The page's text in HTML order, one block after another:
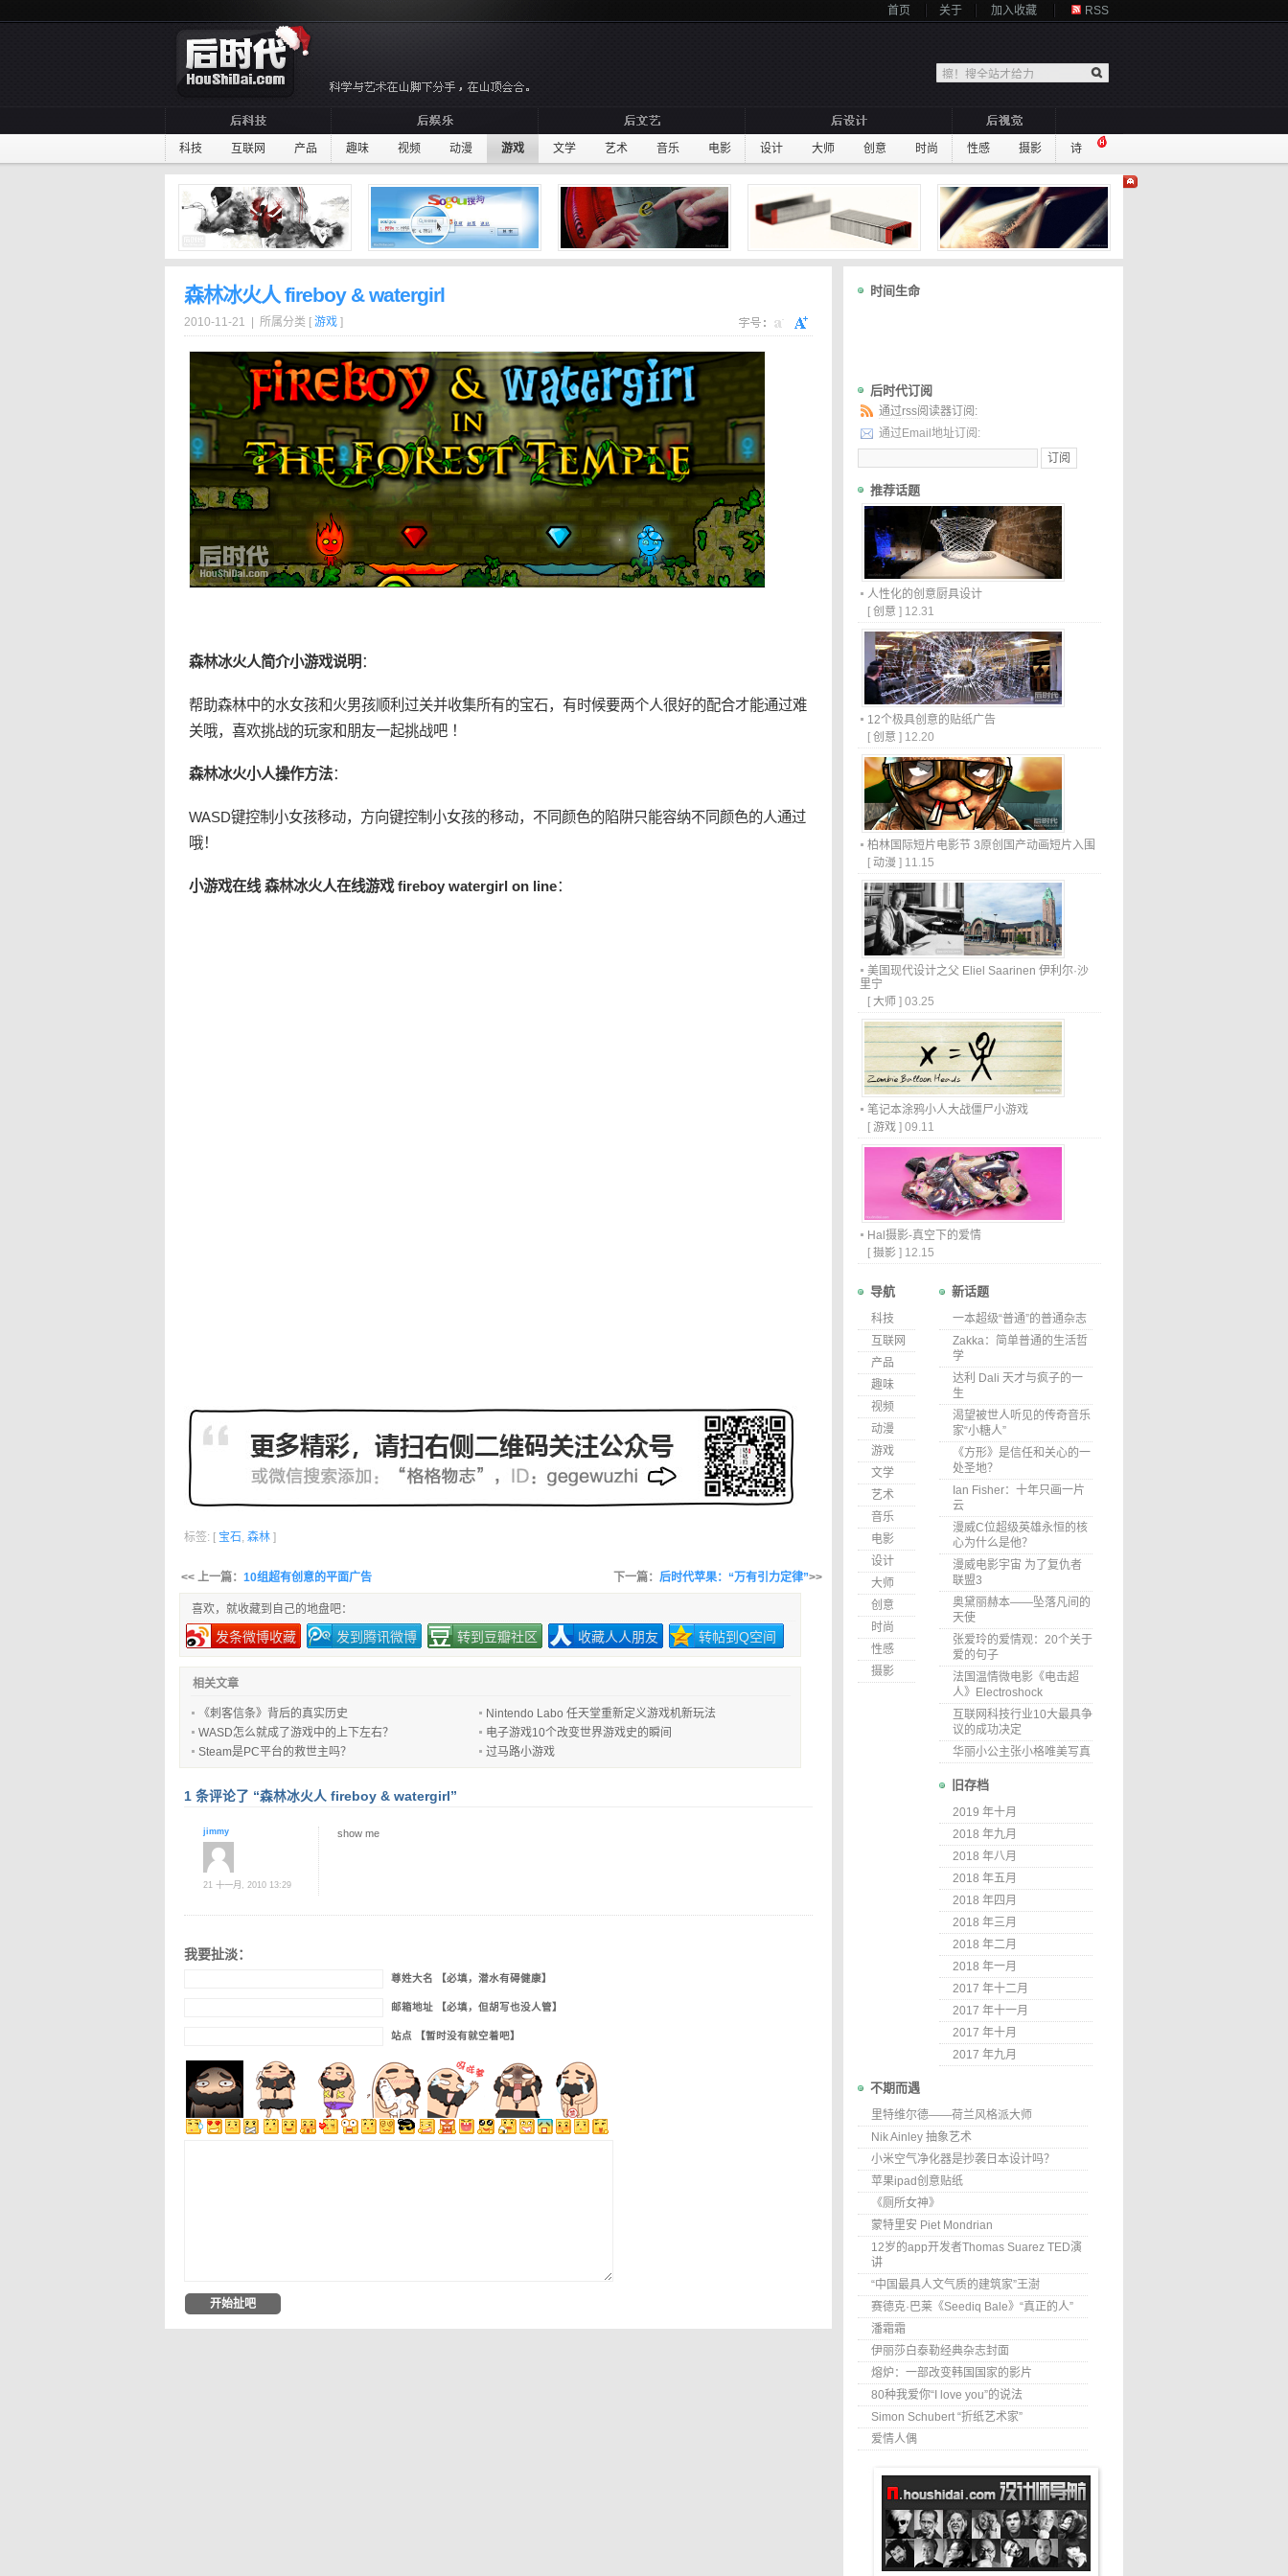
首页 关于 加入收藏 RSS
科技 互联网 产品 趣味 视频 动漫 游戏 文学 艺术 音乐 电影 设计 大师 创意 时尚 性感 摄影 诗
森林冰火人 fireboy & watergirl
2010-11-21 | 所属分类 [ 游戏 ]
森林冰火人简介小游戏说明：
帮助森林中的水女孩和火男孩顺利过关并收集所有的宝石，有时候要两个人很好的配合才能通过难
关哦，喜欢挑战的玩家和朋友一起挑战吧 ！
森林冰火小人操作方法：
WASD键控制小女孩移动，方向键控制小女孩的移动，不同颜色的陷阱只能容纳不同颜色的人通过
哦！
小游戏在线 森林冰火人在线游戏 fireboy watergirl on line：
标签: [ 宝石, 森林 ]
<< 上一篇： 10组超有创意的平面广告 下一篇： 后时代苹果：“万有引力定律”>>
喜欢，就收藏到自己的地盘吧：
发条微博收藏 发到腾讯微博 转到豆瓣社区 收藏人人朋友 转帖到Q空间
相关文章
《刺客信条》背后的真实历史
Nintendo Labo 任天堂重新定义游戏机新玩法
WASD怎么就成了游戏中的上下左右？
电子游戏10个改变世界游戏史的瞬间
Steam是PC平台的救世主吗？
过马路小游戏
1 条评论了 “森林冰火人 fireboy & watergirl”
jimmy
21 十一月, 2010 13:29
show me
我要扯淡：
尊姓大名 【必填，潜水有碍健康】
邮箱地址 【必填，但胡写也没人管】
站点 【暂时没有就空着吧】
时间生命
后时代订阅
通过rss阅读器订阅:
通过Email地址订阅:
推荐话题
人性化的创意厨具设计
[ 创意 ] 12.31
12个极具创意的贴纸广告
[ 创意 ] 12.20
柏林国际短片电影节 3原创国产动画短片入围
[ 动漫 ] 11.15
美国现代设计之父 Eliel Saarinen 伊利尔·沙
里宁
[ 大师 ] 03.25
笔记本涂鸦小人大战僵尸小游戏
[ 游戏 ] 09.11
Hal摄影-真空下的爱情
[ 摄影 ] 12.15
导航
科技
互联网
产品
趣味
视频
动漫
游戏
文学
艺术
音乐
电影
设计
大师
创意
时尚
性感
摄影
新话题
一本超级“普通”的普通杂志
Zakka：简单普通的生活哲
学
达利 Dali 天才与疯子的一
生
渴望被世人听见的传奇音乐
家“小糖人”
《方形》是信任和关心的一
处圣地？
Ian Fisher：十年只画一片
云
漫威C位超级英雄永恒的核
心为什么是他？
漫威电影宇宙 为了复仇者
联盟3
奥黛丽赫本——坠落凡间的
天使
张爱玲的爱情观：20个关于
爱的句子
法国温情微电影《电击超
人》Electroshock
互联网科技行业10大最具争
议的成功决定
华丽小公主张小格唯美写真
旧存档
2019 年十月
2018 年九月
2018 年八月
2018 年五月
2018 年四月
2018 年三月
2018 年二月
2018 年一月
2017 年十二月
2017 年十一月
2017 年十月
2017 年九月
不期而遇
里特维尔德——荷兰风格派大师
Nik Ainley 抽象艺术
小米空气净化器是抄袭日本设计吗？
苹果ipad创意贴纸
《厕所女神》
蒙特里安 Piet Mondrian
12岁的app开发者Thomas Suarez TED演
讲
“中国最具人文气质的建筑家”王澍
赛德克·巴莱《Seediq Bale》“真正的人”
潘霜霜
伊丽莎白泰勒经典杂志封面
熔炉：一部改变韩国国家的影片
80种我爱你“I love you”的说法
Simon Schubert “折纸艺术家”
爱情人偶